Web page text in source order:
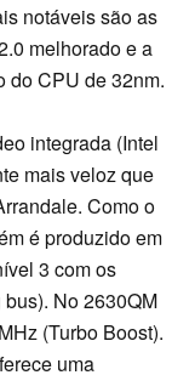
notáveis são as
melhorado e a
do CPU de 32nm.
integrada (Intel
mais veloz que
Como o
é produzido em
3 com os
No 2630QM
(Turbo Boost).
uma